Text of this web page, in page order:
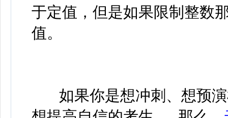
于定值，但是如果限制整数
值。
如果你是想冲刺、想预